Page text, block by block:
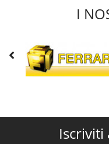
I
Iscriviti